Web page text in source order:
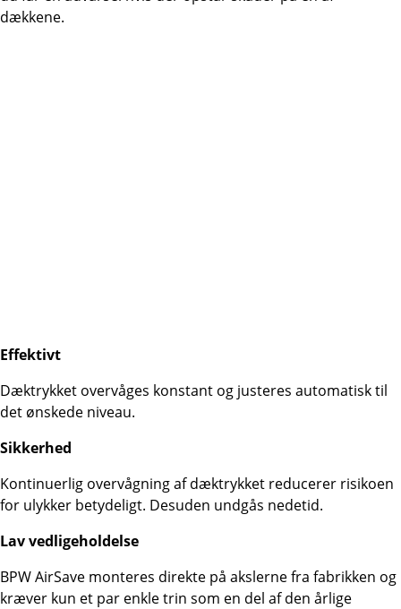
dækkene.
Effektivt
Dæktrykket overvåges konstant og justeres automatisk til
det ønskede niveau.
Sikkerhed
Kontinuerlig overvågning af dæktrykket reducerer risikoen
for ulykker betydeligt. Desuden undgås nedetid.
Lav vedligeholdelse
BPW AirSave monteres direkte på akslerne fra fabrikken og
kræver kun et par enkle trin som en del af den årlige